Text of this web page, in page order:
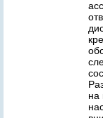
на